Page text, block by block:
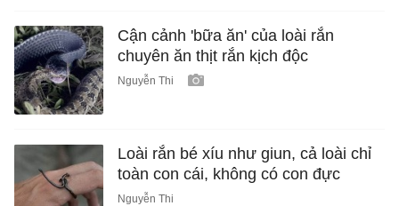
Cận cảnh 'bữa ăn' của loài rắn
chuyên ăn thịt rắn kịch độc
Nguyễn Thi
Loài rắn bé xíu như giun, cả loài chỉ
toàn con cái, không có con đực
Nguyễn Thi